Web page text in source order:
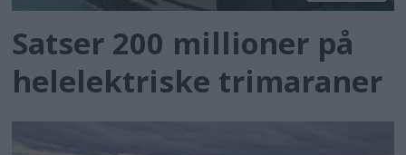
Satser 200 millioner på
helelektriske trimaraner